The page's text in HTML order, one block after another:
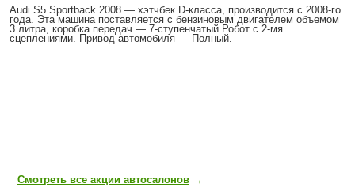
Audi S5 Sportback 2008 — хэтчбек D-класса, производится с 2008-го
года. Эта машина поставляется с бензиновым двигателем объемом
3 литра, коробка передач — 7-ступенчатый Робот с 2-мя
сцеплениями. Привод автомобиля — Полный.
Смотреть все акции автосалонов →